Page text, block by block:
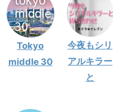
Tokyo
middle 30
今夜もシリ
アルキラー
と